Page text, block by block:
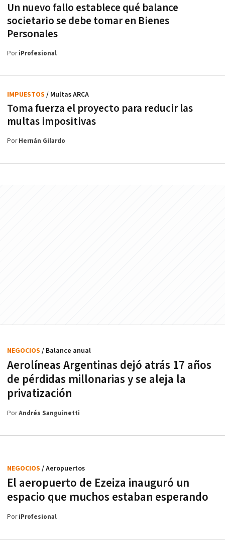
Un nuevo fallo establece qué balance
societario se debe tomar en Bienes
Personales
PoriProfesional
Toma fuerza el proyecto para reducir las
multas impositivas
IMPUESTOS / Multas ARCA
PorHernán Gilardo
Aerolíneas Argentinas dejó atrás 17 años
de pérdidas millonarias y se aleja la
privatización
NEGOCIOS / Balance anual
PorAndrés Sanguinetti
El aeropuerto de Ezeiza inauguró un
espacio que muchos estaban esperando
NEGOCIOS / Aeropuertos
PoriProfesional